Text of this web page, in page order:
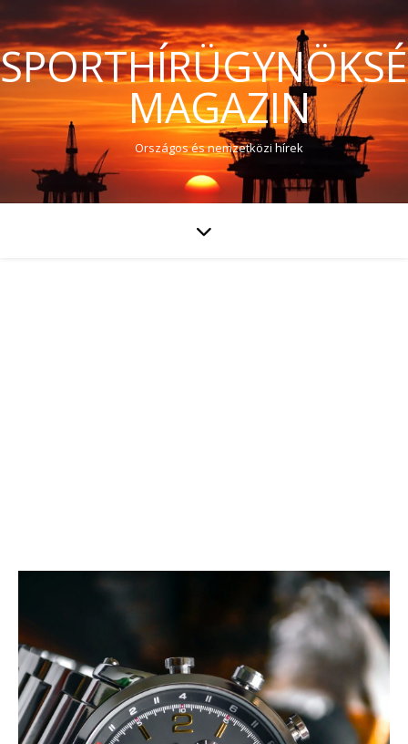
MAGAZIN
Országos és nemzetközi hírek